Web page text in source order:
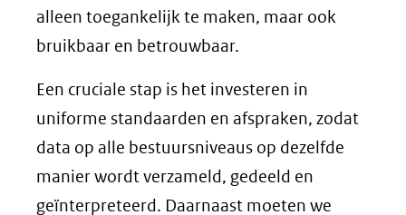
alleen toegankelijk te maken, maar ook
bruikbaar en betrouwbaar.
Een cruciale stap is het investeren in
uniforme standaarden en afspraken, zodat
data op alle bestuursniveaus op dezelfde
manier wordt verzameld, gedeeld en
geïnterpreteerd. Daarnaast moeten we